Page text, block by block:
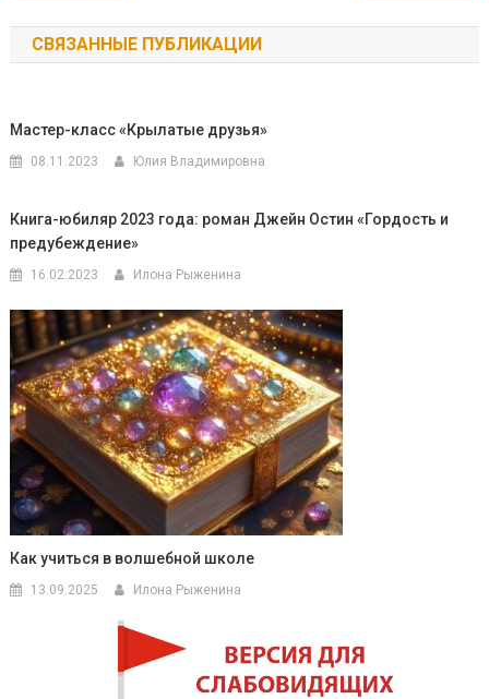
по
записям
СВЯЗАННЫЕ ПУБЛИКАЦИИ
Мастер-класс «Крылатые друзья»
08.11.2023 Юлия Владимировна
Книга-юбиляр 2023 года: роман Джейн Остин «Гордость и
предубеждение»
16.02.2023 Илона Рыженина
Как учиться в волшебной школе
13.09.2025 Илона Рыженина